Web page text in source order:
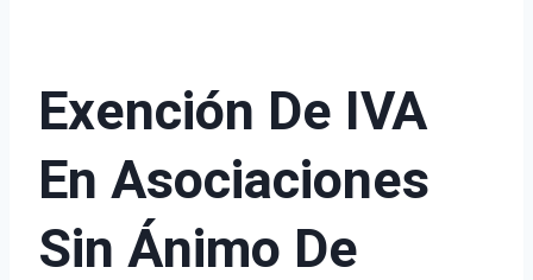
Exención De IVA
En Asociaciones
Sin Ánimo De